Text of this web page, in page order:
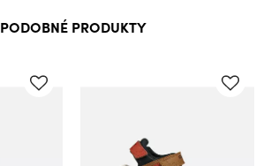
PODOBNÉ PRODUKTY